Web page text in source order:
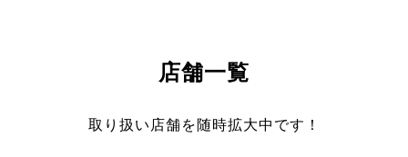
店舗一覧
取り扱い店舗を随時拡大中です！